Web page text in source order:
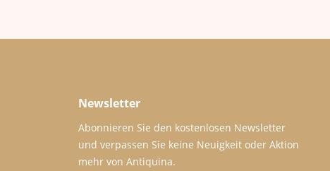
Newsletter
Abonnieren Sie den kostenlosen Newsletter
und verpassen Sie keine Neuigkeit oder Aktion
mehr von Antiquina.